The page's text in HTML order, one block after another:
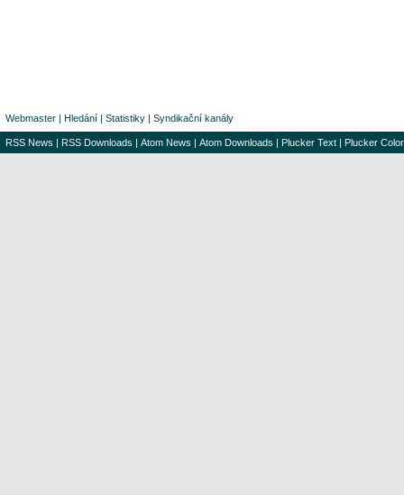
Webmaster | Hledání | Statistiky | Syndikační kanály
RSS News | RSS Downloads | Atom News | Atom Downloads | Plucker Text | Plucker Color